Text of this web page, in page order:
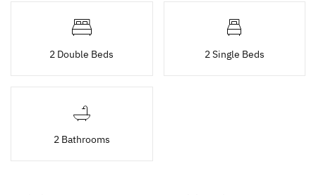
2 Double Beds 2 Single Beds
2 Bathrooms